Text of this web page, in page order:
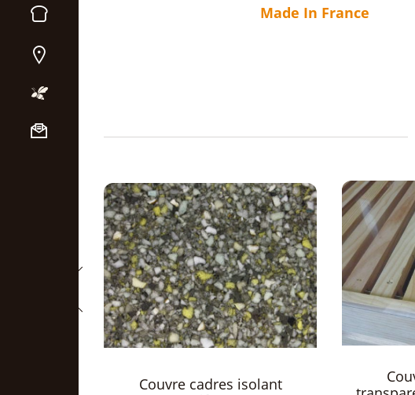
Made In France
Couvre cadres PVC